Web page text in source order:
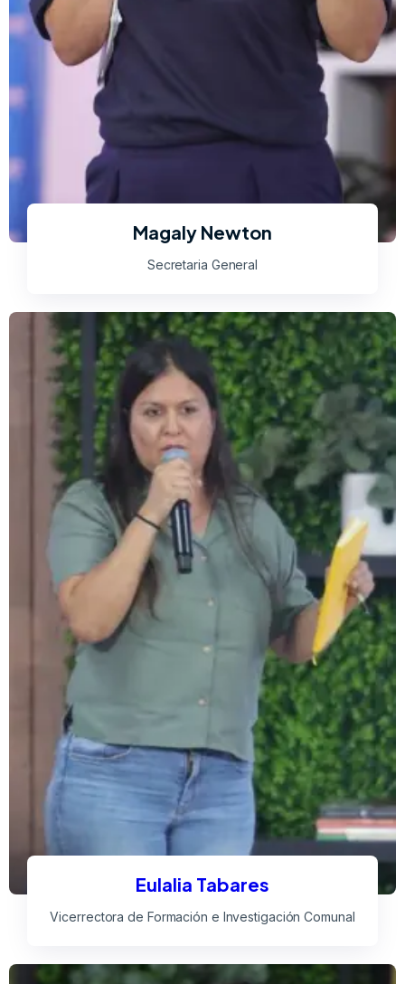
Magaly Newton
Secretaria General
Eulalia Tabares
Vicerrectora de Formación e Investigación Comunal